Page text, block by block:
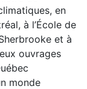
en
à l’École de
et à
ouvrages
monde